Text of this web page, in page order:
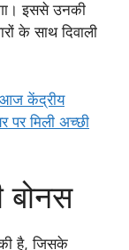
इससे उनकी
के साथ दिवाली
केंद्रीय
पर मिली अच्छी
बोनस
की है, जिसके